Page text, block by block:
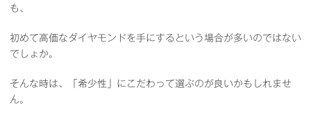
も、
初めて高価なダイヤモンドを手にするという場合が多いのではない
でしょか。
そんな時は、「希少性」にこだわって選ぶのが良いかもしれませ
ん。